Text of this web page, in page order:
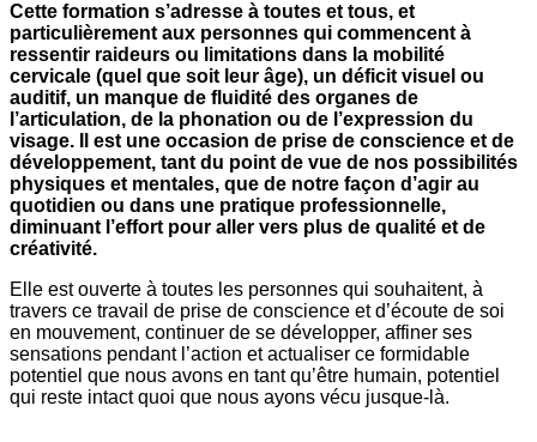
Cette formation s’adresse à toutes et tous, et
particulièrement aux personnes qui commencent à
ressentir raideurs ou limitations dans la mobilité
cervicale (quel que soit leur âge), un déficit visuel ou
auditif, un manque de fluidité des organes de
l’articulation, de la phonation ou de l’expression du
visage. Il est une occasion de prise de conscience et de
développement, tant du point de vue de nos possibilités
physiques et mentales, que de notre façon d’agir au
quotidien ou dans une pratique professionnelle,
diminuant l’effort pour aller vers plus de qualité et de
créativité.
Elle est ouverte à toutes les personnes qui souhaitent, à
travers ce travail de prise de conscience et d’écoute de soi
en mouvement, continuer de se développer, affiner ses
sensations pendant l’action et actualiser ce formidable
potentiel que nous avons en tant qu’être humain, potentiel
qui reste intact quoi que nous ayons vécu jusque-là.